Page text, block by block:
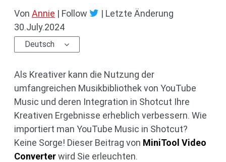
Von Annie | Follow | Letzte Änderung
30.July.2024
Deutsch
Als Kreativer kann die Nutzung der
umfangreichen Musikbibliothek von YouTube
Music und deren Integration in Shotcut Ihre
Kreativen Ergebnisse erheblich verbessern. Wie
importiert man YouTube Music in Shotcut?
Keine Sorge! Dieser Beitrag von MiniTool Video
Converterwird Sie erleuchten.